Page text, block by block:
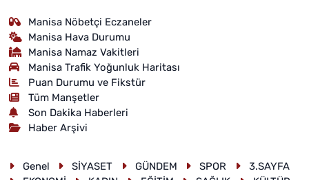
Manisa Nöbetçi Eczaneler
Manisa Hava Durumu
Manisa Namaz Vakitleri
Manisa Trafik Yoğunluk Haritası
Puan Durumu ve Fikstür
Tüm Manşetler
Son Dakika Haberleri
Haber Arşivi
Genel SİYASET GÜNDEM SPOR
3.SAYFA